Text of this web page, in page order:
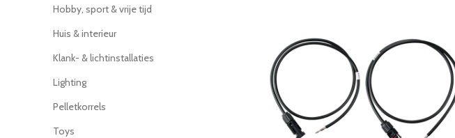
Hobby, sport & vrije tijd
Huis & interieur
Klank- & lichtinstallaties
Lighting
Pelletkorrels
Toys